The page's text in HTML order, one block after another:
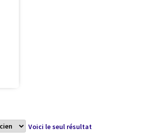
Voici le seul résultat